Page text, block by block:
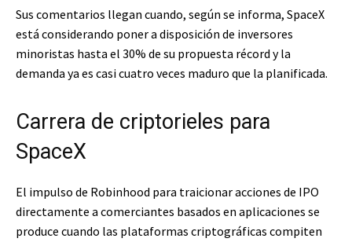
Sus comentarios llegan cuando, según se informa, SpaceX
está considerando poner a disposición de inversores
minoristas hasta el 30% de su propuesta récord y la
demanda ya es casi cuatro veces maduro que la planificada.
Carrera de criptorieles para
SpaceX
El impulso de Robinhood para traicionar acciones de IPO
directamente a comerciantes basados ​​en aplicaciones se
produce cuando las plataformas criptográficas compiten